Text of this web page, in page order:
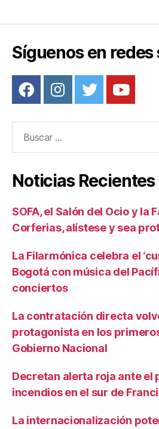
Síguenos en redes
Noticias Recientes
SOFA, el Salón del Ocio y la
Corferias, alístese y sea
La Filarmónica celebra el
Bogotá con música del
conciertos
La contratación directa
protagonista en los
Gobierno Nacional
Decretan alerta roja ante el
incendios en el sur de
La internacionalización